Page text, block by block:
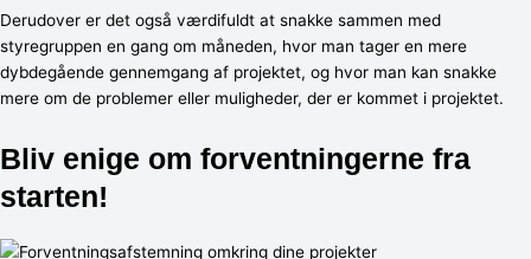
Derudover er det også værdifuldt at snakke sammen med
styregruppen en gang om måneden, hvor man tager en mere
dybdegående gennemgang af projektet, og hvor man kan snakke
mere om de problemer eller muligheder, der er kommet i projektet.
Bliv enige om forventningerne fra
starten!